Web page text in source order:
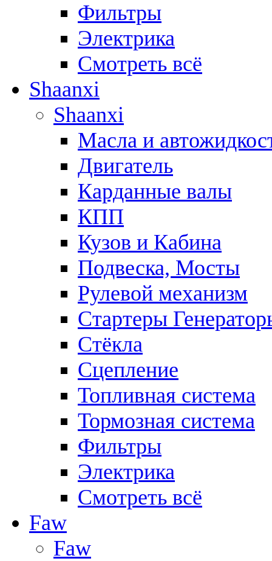
Фильтры
Электрика
Смотреть всё
Shaanxi
Shaanxi
Масла и
Двигатель
Карданные валы
КПП
Кузов и Кабина
Подвеска, Мосты
Рулевой механизм
Стартеры
Стёкла
Сцепление
Топливная система
Тормозная система
Фильтры
Электрика
Смотреть всё
Faw
Faw